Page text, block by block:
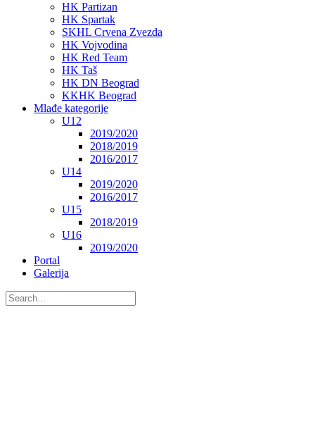
HK Partizan
HK Spartak
SKHL Crvena Zvezda
HK Vojvodina
HK Red Team
HK Taš
HK DN Beograd
KKHK Beograd
Mlađe kategorije
U12
2019/2020
2018/2019
2016/2017
U14
2019/2020
2016/2017
U15
2018/2019
U16
2019/2020
Portal
Galerija